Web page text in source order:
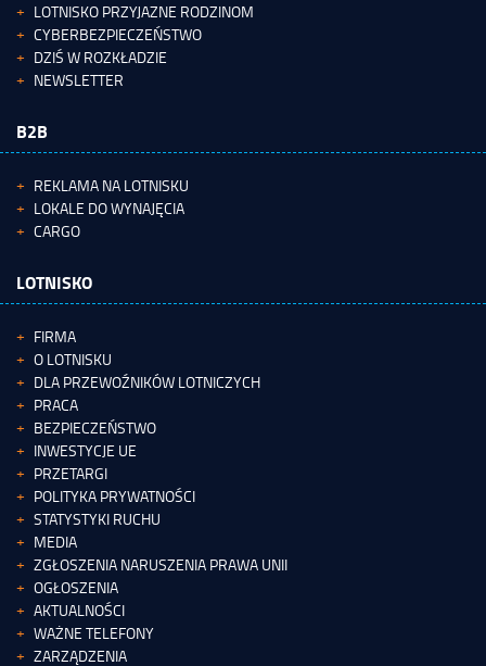
LOTNISKO PRZYJAZNE RODZINOM
CYBERBEZPIECZEŃSTWO
DZIŚ W ROZKŁADZIE
NEWSLETTER
B2B
REKLAMA NA LOTNISKU
LOKALE DO WYNAJĘCIA
CARGO
LOTNISKO
FIRMA
O LOTNISKU
DLA PRZEWOŹNIKÓW LOTNICZYCH
PRACA
BEZPIECZEŃSTWO
INWESTYCJE UE
PRZETARGI
POLITYKA PRYWATNOŚCI
STATYSTYKI RUCHU
MEDIA
ZGŁOSZENIA NARUSZENIA PRAWA UNII
OGŁOSZENIA
AKTUALNOŚCI
WAŻNE TELEFONY
ZARZĄDZENIA